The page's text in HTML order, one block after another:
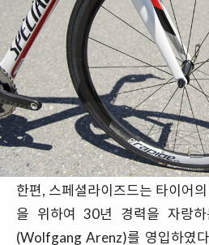
한편, 스페셜라이즈드는 타이어
을 위하여 30년 경력을 자랑
(Wolfgang Arenz)를 영입하였